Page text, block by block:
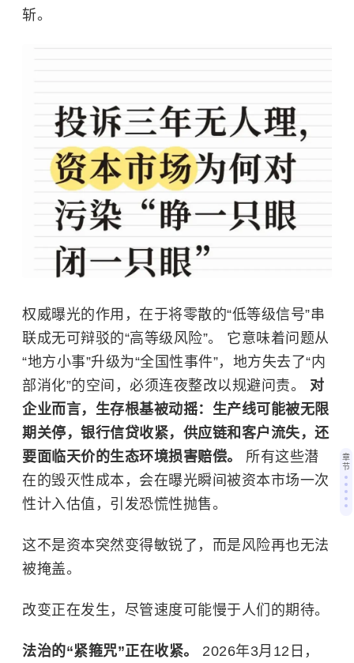
斩。
权威曝光的作用，在于将零散的“低等级信号”串
联成无可辩驳的“高等级风险”。 它意味着问题从
“地方小事”升级为“全国性事件”，地方失去了“内
部消化”的空间，必须连夜整改以规避问责。 对
企业而言，生存根基被动摇：生产线可能被无限
期关停，银行信贷收紧，供应链和客户流失，还
要面临天价的生态环境损害赔偿。 所有这些潜
在的毁灭性成本，会在曝光瞬间被资本市场一次
性计入估值，引发恐慌性抛售。
这不是资本突然变得敏锐了，而是风险再也无法
被掩盖。
改变正在发生，尽管速度可能慢于人们的期待。
法治的“紧箍咒”正在收紧。 2026年3月12日，
章
节